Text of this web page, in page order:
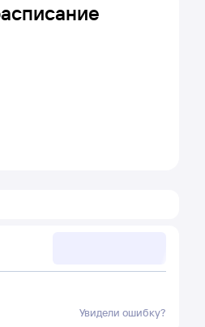
Увидели ошибку?